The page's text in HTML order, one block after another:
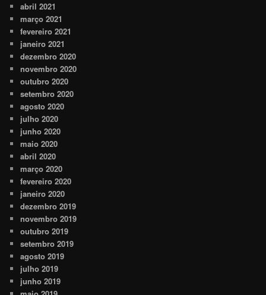
abril 2021
março 2021
fevereiro 2021
janeiro 2021
dezembro 2020
novembro 2020
outubro 2020
setembro 2020
agosto 2020
julho 2020
junho 2020
maio 2020
abril 2020
março 2020
fevereiro 2020
janeiro 2020
dezembro 2019
novembro 2019
outubro 2019
setembro 2019
agosto 2019
julho 2019
junho 2019